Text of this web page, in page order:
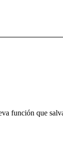
función que